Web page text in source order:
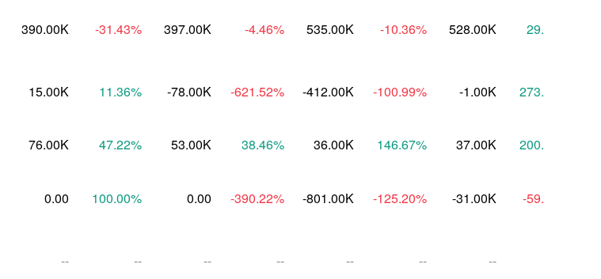
390.00K -31.43% 397.00K -4.46% 535.00K -10.36% 528.00K 29.52
15.00K 11.36% -78.00K -621.52% -412.00K -100.99% -1.00K 273.91
76.00K 47.22% 53.00K 38.46% 36.00K 146.67% 37.00K 200.00
0.00 100.00% 0.00 -390.22% -801.00K -125.20% -31.00K -59.92
-- -- -- -- -- -- --